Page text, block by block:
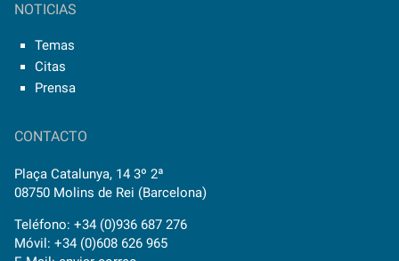
NOTICIAS
Temas
Citas
Prensa
CONTACTO
Plaça Catalunya, 14 3º 2ª
08750 Molins de Rei (Barcelona)
Teléfono: +34 (0)936 687 276
Móvil: +34 (0)608 626 965